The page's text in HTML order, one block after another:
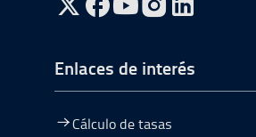
ir a Twitter, abre en una nueva
ir a Facebook, abre en
ir a Youtube, abre en
ir a Instagram,
Enlaces de interés
Cálculo de tasas